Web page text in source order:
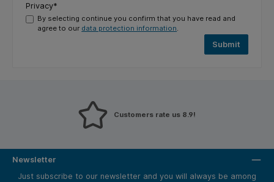
Privacy*
By selecting continue you confirm that you have read and
agree to our data protection information.
Submit
Customers rate us 8.9!
Newsletter
Just subscribe to our newsletter and you will always be among